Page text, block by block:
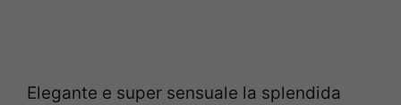
Elegante e super sensuale la splendida